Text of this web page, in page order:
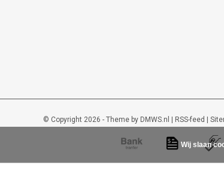
© Copyright 2026 - Theme by DMWS.nl | RSS-feed |
Lockout-tagout-shop 9/10-48beoordelingen opKiyoh
Wij slaan